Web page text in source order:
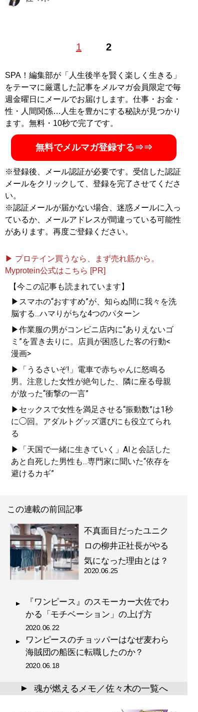
1 2
ーチングを提唱。カイロプラクティック治療院のオーナ
の事務局長、心臓外科の部長など、さまざまな業種にク
ライアントを持つ。現在はコーチング業の傍ら、オンラ
インサロンを運営中。ブログ「星を辿る 」。著書 『人生
を変えるマインドレコーディング』
（扶桑社）が発売中
『人生を変えるマインドレコーディング
人はなぜ続けることができないのか？ 続けるには
記事一覧へ
SPA！編集部が「人生後半を賢く楽しく生きる」
をテーマに厳選した記事をメルマガ会員限定で毎
週金曜日にメールでお届けします。仕事・お金・
性・人間関係…人生を豊かにする秘訣が見つかり
ます。無料・10秒で完了です。
無料でメルマガ登録する⇒⇒
※登録後、メール認証が必要です。受信した認証
メールをクリックして、登録を完了させてくださ
い。
※認証メールが届かない場合、迷惑メールに入っ
ているか、メールアドレスが間違っている可能性
があります。再度ご登録ください。
▶ プロテイン買うなら、まず売れ筋から。
Myprotein公式はこちら [PR]
【今この記事も読まれています】
▶スマホの“おすすめ”が、知らぬ間に我々を洗
脳する...ハマりがちな4つのパターン
▶作業服の男がコンビニ店内に“ありえないゴ
ミ”を置き去りに。店員が困惑した客の行動<
漫画>
▶「うるさいぞ!」電車で赤ちゃんに怒鳴る
男。注意した女性が絶句した、隣に座る母親
が放った“衝撃の一言”
▶セックスで女性を満足させる“振動数”は1秒
に◯回。アダルトグッズ選びにも役立てられ
る
▶「天国で一緒に生きていく」AIと会話した
あと自死した男性も...専門家に聞いた“依存を
避けるカギ”
この連載の前回記事
不真面目だったユニク
ロの柳井正社長がやる
気になった理由とは？
2020.06.25
『ワンピース』のスモーカー大佐でわ
かる「モチベーション」の上げ方
2020.06.22
ワンピースのチョッパーはなぜ麦わら
海賊団の船医に転職したのか？
2020.06.18
▲ 魂が燃えるメモ／佐々木の一覧へ